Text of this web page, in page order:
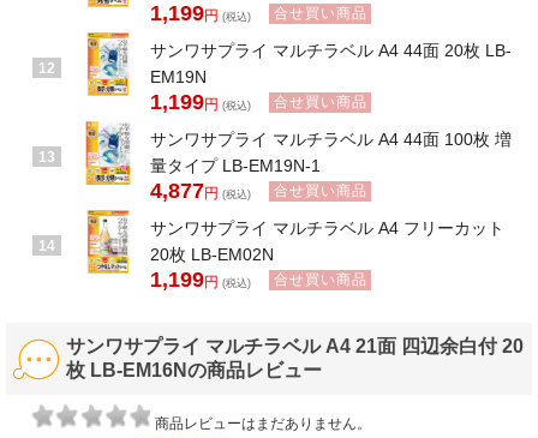
1,199円 (税込) 合せ買い商品
12
サンワサプライ マルチラベル A4 44面 20枚 LB-
EM19N
1,199円 (税込) 合せ買い商品
13
サンワサプライ マルチラベル A4 44面 100枚 増
量タイプ LB-EM19N-1
4,877円 (税込) 合せ買い商品
14
サンワサプライ マルチラベル A4 フリーカット
20枚 LB-EM02N
1,199円 (税込) 合せ買い商品
サンワサプライ マルチラベル A4 21面 四辺余白付 20
枚 LB-EM16Nの商品レビュー
商品レビューはまだありません。